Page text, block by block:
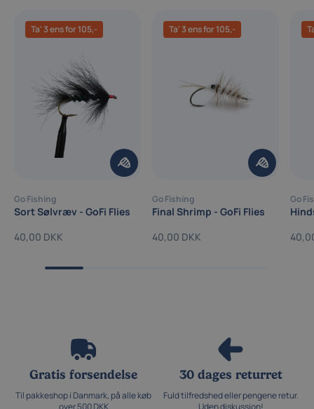
Ta' 3 ens for 105,-
Go Fishing
Sort Sølvræv - GoFi Flies
40,00 DKK
Ta' 3 ens for 105,-
Go Fishing
Final Shrimp - GoFi Flies
40,00 DKK
Go
Gratis forsendelse
Til pakkeshop i Danmark, på alle køb
over 500 DKK
30 dages returret
Fuld tilfredshed eller pengene retur.
Uden diskussion!